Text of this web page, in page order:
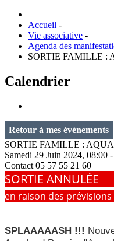
Accueil -
Vie associative -
Agenda des
SORTIE FAMILLE :
Calendrier
Retour à mes événements
SORTIE FAMILLE :
Samedi 29 Juin 2024, 08:00
Contact 05 57 55 21 60
SORTIE ANNULÉE
en raison des
SPLAAAAASH !!!